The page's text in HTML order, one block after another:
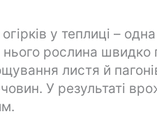
у теплиці –
рослина швидко
листя й
У результаті